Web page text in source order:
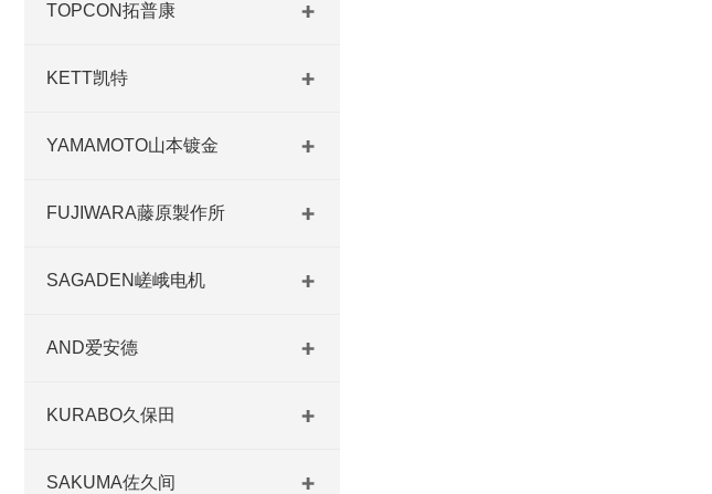
TOPCON拓普康
KETT凯特
YAMAMOTO山本镀金
FUJIWARA藤原製作所
SAGADEN嵯峨电机
AND爱安德
KURABO久保田
SAKUMA佐久间